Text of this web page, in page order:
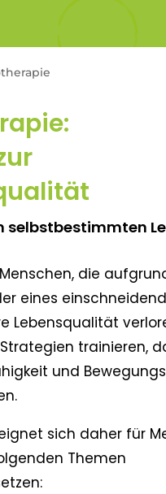
selbstbestimmten
die
eines
Lebensqualität
trainieren,
und
sich daher für
Themen